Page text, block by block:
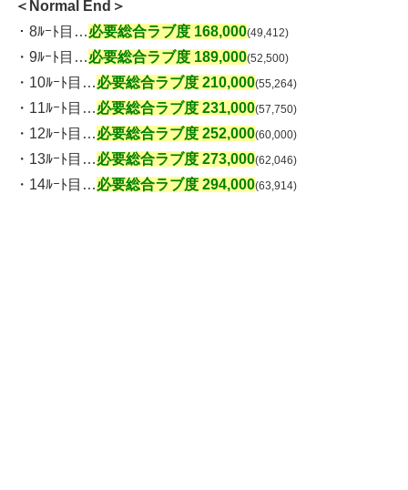
＜Normal End＞
・8ﾙｰﾄ目…必要総合ラブ度 168,000(49,412)
・9ﾙｰﾄ目…必要総合ラブ度 189,000(52,500)
・10ﾙｰﾄ目…必要総合ラブ度 210,000(55,264)
・11ﾙｰﾄ目…必要総合ラブ度 231,000(57,750)
・12ﾙｰﾄ目…必要総合ラブ度 252,000(60,000)
・13ﾙｰﾄ目…必要総合ラブ度 273,000(62,046)
・14ﾙｰﾄ目…必要総合ラブ度 294,000(63,914)